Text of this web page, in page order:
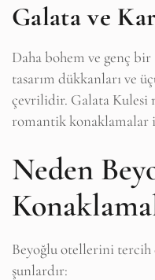
Galata ve
Daha bohem ve genç
tasarım dükkanları ve
çevrilidir. Galata Kulesi
romantik konaklamalar
Neden
Beyoğlu otellerini
şunlardır: